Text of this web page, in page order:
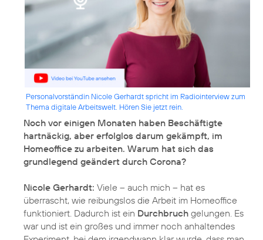
Personalvorständin Nicole Gerhardt spricht im Radiointerview zum
Thema digitale Arbeitswelt. Hören Sie jetzt rein.
Noch vor einigen Monaten haben Beschäftigte
hartnäckig, aber erfolglos darum gekämpft, im
Homeoffice zu arbeiten. Warum hat sich das
grundlegend geändert durch Corona?
Nicole Gerhardt: Viele – auch mich – hat es
überrascht, wie reibungslos die Arbeit im Homeoffice
funktioniert. Dadurch ist ein Durchbruch gelungen. Es
war und ist ein großes und immer noch anhaltendes